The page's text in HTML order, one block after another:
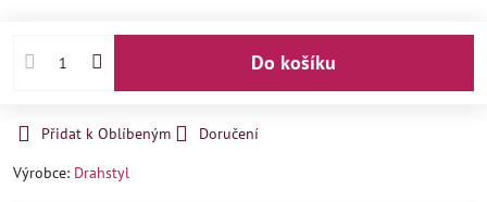
Do košíku
Přidat k Oblíbeným
Doručení
Výrobce: Drahstyl